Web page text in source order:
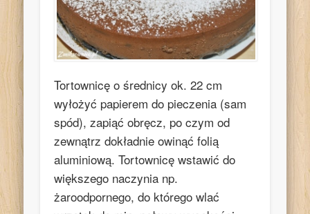
Tortownicę o średnicy ok. 22 cm
wyłożyć papierem do pieczenia (sam
spód), zapiąć obręcz, po czym od
zewnątrz dokładnie owinąć folią
aluminiową. Tortownicę wstawić do
większego naczynia np.
żaroodpornego, do którego wlać